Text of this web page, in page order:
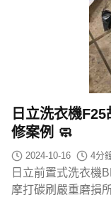
日立洗衣機
修案例 🧼
2024-10-16 4分
日立前置式洗衣機
摩打碳刷嚴重磨損